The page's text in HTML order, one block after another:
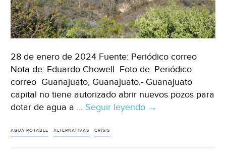
28 de enero de 2024 Fuente: Periódico correo
Nota de: Eduardo Chowell Foto de: Periódico
correo Guanajuato, Guanajuato.- Guanajuato
capital no tiene autorizado abrir nuevos pozos para
dotar de agua a … Seguir leyendo Guanajuato
→
AGUA POTABLE ALTERNATIVAS CRISIS